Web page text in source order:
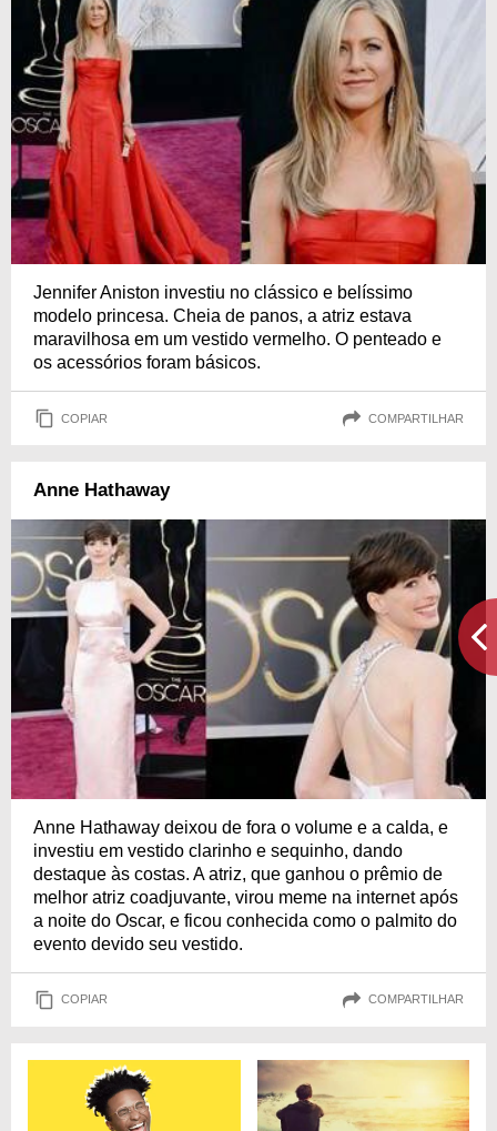
Jennifer Aniston investiu no clássico e belíssimo
modelo princesa. Cheia de panos, a atriz estava
maravilhosa em um vestido vermelho. O penteado e
os acessórios foram básicos.
COPIAR COMPARTILHAR
Anne Hathaway
Anne Hathaway deixou de fora o volume e a calda, e
investiu em vestido clarinho e sequinho, dando
destaque às costas. A atriz, que ganhou o prêmio de
melhor atriz coadjuvante, virou meme na internet após
a noite do Oscar, e ficou conhecida como o palmito do
evento devido seu vestido.
COPIAR COMPARTILHAR